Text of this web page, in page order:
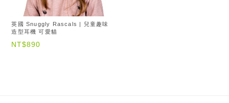
英國 Snuggly Rascals | 兒童趣味
造型耳機 可愛貓
NT$890